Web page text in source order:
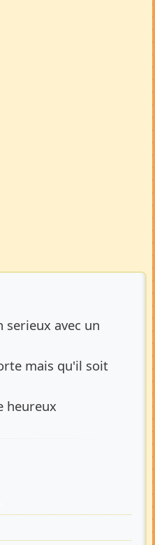
serieux avec un
mais qu'il soit
heureux